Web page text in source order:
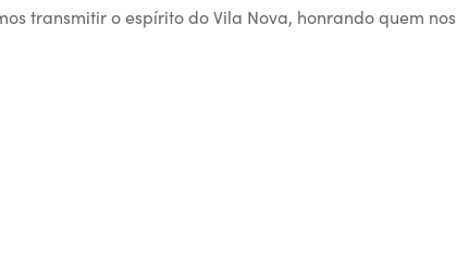
transmitir o espírito do Vila Nova, honrando quem nos